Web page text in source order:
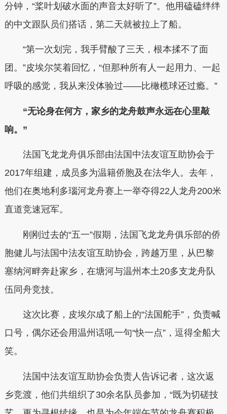
分钟，“桨叶划破水面的声音太好听了”。他用磕磕绊绊
的中文跟队员们搭话，第二天就被拉上了船。
“第一次划完，我手臂酸了三天，根本揉不了面
团。”皮埃尔笑着回忆，“但那种所有人一起用力、一起
呼吸的感觉，我从来没体验过——比橄榄球还过瘾。”
“无论身在何方，家乡的龙舟鼓声永远在心里敲
响。”
法国飞龙龙舟俱乐部由法国中法友谊互助协会于
2017年组建，成员多为温籍侨胞及在法华人。去年，
他们在奥地利多瑙河龙舟赛上一举夺得22人龙舟200米
直道竞速冠军。
刚刚过去的“五一”假期，法国飞龙龙舟俱乐部的侨
胞健儿与法国中法友谊互助协会，跨越万里，从巴黎
塞纳河畔奔赴家乡，在塘河与温州本土20多支龙舟队
伍同舟竞技。
这次比赛，皮埃尔成了船上的“法国舵手”，负责喊
口号，偶尔还会用温州话吼一句“快一点”，逗得全船大
笑。
法国中法友谊互助协会负责人告诉记者，这次返
乡竞渡，他们共组织了30余名队员参加，“既为切磋技